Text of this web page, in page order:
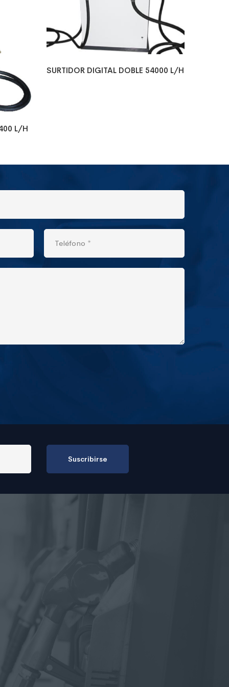
L/H
SURTIDOR DIGITAL DOBLE 54000 L/H